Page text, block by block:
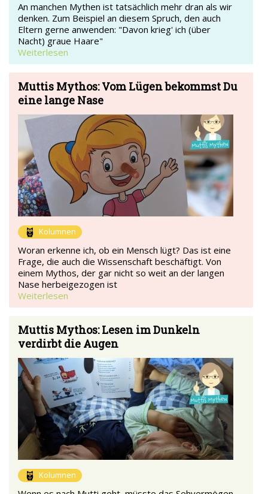
An manchen Mythen ist tatsächlich mehr dran als wir
denken. Zum Beispiel an diesem Spruch, den auch
Eltern gerne anwenden: "Davon krieg' ich (über
Nacht) graue Haare"
Weiterlesen
Muttis Mythos: Vom Lügen bekommst Du
eine lange Nase
Kolumnen
Woran erkenne ich, ob ein Mensch lügt? Das ist eine
Frage, die auch die Wissenschaft beschäftigt. Von
einem Mythos, der gar nicht so weit an der langen
Nase herbeigezogen ist
Weiterlesen
Muttis Mythos: Lesen im Dunkeln
verdirbt die Augen
Kolumnen